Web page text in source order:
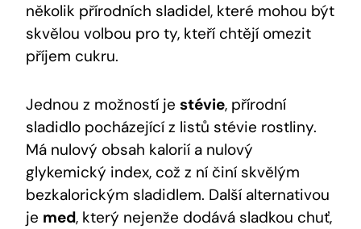
několik přírodních sladidel, které mohou být
skvělou volbou pro ty, kteří chtějí omezit
příjem cukru.
Jednou z možností je stévie, přírodní
sladidlo pocházející z listů stévie rostliny.
Má nulový obsah kalorií a nulový
glykemický index, což z ní činí skvělým
bezkalorickým sladidlem. Další alternativou
je med, který nejenže dodává sladkou chuť,